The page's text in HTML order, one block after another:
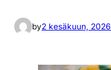
by2 kesäkuun, 2026